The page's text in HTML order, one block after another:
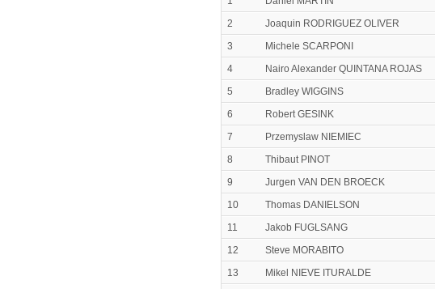
2
Joaquin RODRIGUEZ OLIVER
3
Michele SCARPONI
4
Nairo Alexander QUINTANA ROJAS
5
Bradley WIGGINS
6
Robert GESINK
7
Przemyslaw NIEMIEC
8
Thibaut PINOT
9
Jurgen VAN DEN BROECK
10
Thomas DANIELSON
11
Jakob FUGLSANG
12
Steve MORABITO
13
Mikel NIEVE ITURALDE